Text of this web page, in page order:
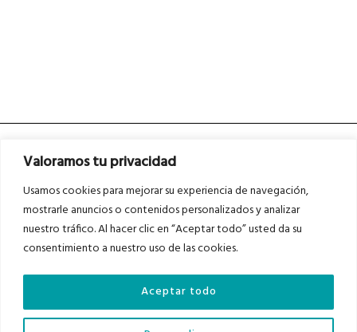
Valoramos tu privacidad
Usamos cookies para mejorar su experiencia de navegación,
mostrarle anuncios o contenidos personalizados y analizar
nuestro tráfico. Al hacer clic en “Aceptar todo” usted da su
consentimiento a nuestro uso de las cookies.
Aceptar todo
Asociados a
Auditados por